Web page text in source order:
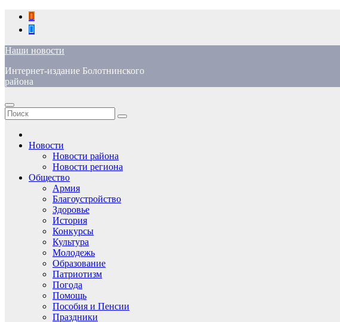
Перейти
содержимому
Наши новости
Интернет-издание Болотнинского
района
Новости
Новости района
Новости региона
Общество
Армия
Благоустройство
Здоровье
История
Конкурсы
Культура
Молодежь
Образование
Патриотизм
Погода
Помощь
Пособия и Пенсии
Праздники